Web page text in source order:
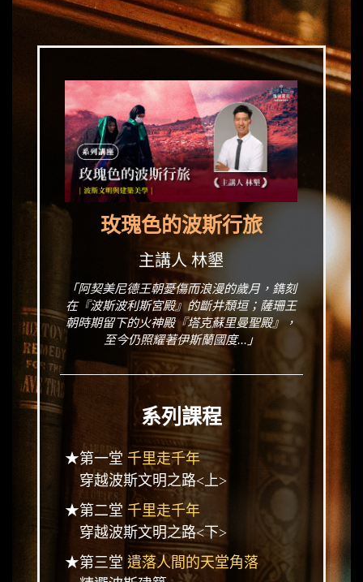
玫瑰色的波斯行旅
主講人 林墾
「阿契美尼德王朝憂傷而浪漫的歲月，鐫刻
在『波斯波利斯宮殿』的斷井頹垣；薩珊王
朝時期留下的火神殿『塔克蘇里曼聖殿』，
至今仍照耀著伊斯蘭國度...」
系列課程
★第一堂 千里走千年
穿越波斯文明之路<上>
★第二堂 千里走千年
穿越波斯文明之路<下>
★第三堂 遺落人間的天堂角落